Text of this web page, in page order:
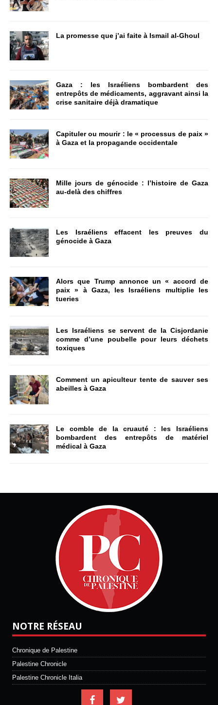
La promesse que j’ai faite à Ismail al-Ghoul
Gaza : les Israéliens bombardent des
entrepôts de médicaments, aggravant ainsi la
crise sanitaire déjà dramatique
Capituler ou mourir : le « processus de paix »
à Gaza et la propagande occidentale
Mille jours de génocide : l’histoire de Gaza
au-delà des chiffres
Les Israéliens effacent les preuves du
génocide à Gaza
Alors que Trump annonce un « accord de
paix » à Gaza, les Israéliens multiplie les
tueries
Les Israéliens se servent de la Cisjordanie
comme d’une poubelle pour leurs déchets
toxiques
Comment un apiculteur tente de sauver ses
abeilles à Gaza
Le comble de la cruauté : les Israéliens
bombardent des entrepôts de matériel
médical à Gaza
NOTRE RÉSEAU
Chronique de Palestine
Palestine Chronicle
Palestine Chronicle Italia